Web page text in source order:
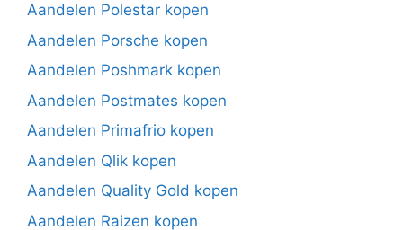
Aandelen Polestar kopen
Aandelen Porsche kopen
Aandelen Poshmark kopen
Aandelen Postmates kopen
Aandelen Primafrio kopen
Aandelen Qlik kopen
Aandelen Quality Gold kopen
Aandelen Raizen kopen